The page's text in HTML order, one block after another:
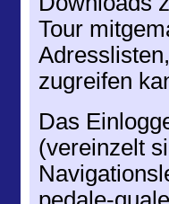
Tour
zugreifen
Das
(vereinzelt